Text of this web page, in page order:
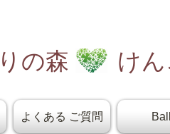
の森 けん
よくある ご質問